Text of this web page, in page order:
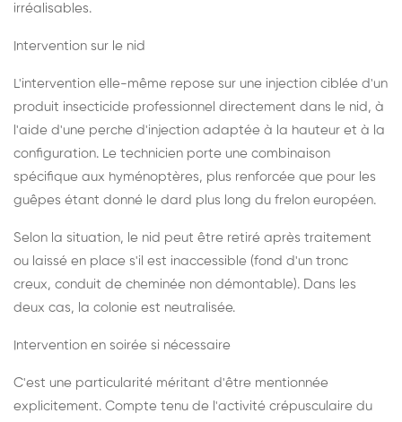
irréalisables.
Intervention sur le nid
L'intervention elle-même repose sur une injection ciblée d'un
produit insecticide professionnel directement dans le nid, à
l'aide d'une perche d'injection adaptée à la hauteur et à la
configuration. Le technicien porte une combinaison
spécifique aux hyménoptères, plus renforcée que pour les
guêpes étant donné le dard plus long du frelon européen.
Selon la situation, le nid peut être retiré après traitement
ou laissé en place s'il est inaccessible (fond d'un tronc
creux, conduit de cheminée non démontable). Dans les
deux cas, la colonie est neutralisée.
Intervention en soirée si nécessaire
C'est une particularité méritant d'être mentionnée
explicitement. Compte tenu de l'activité crépusculaire du